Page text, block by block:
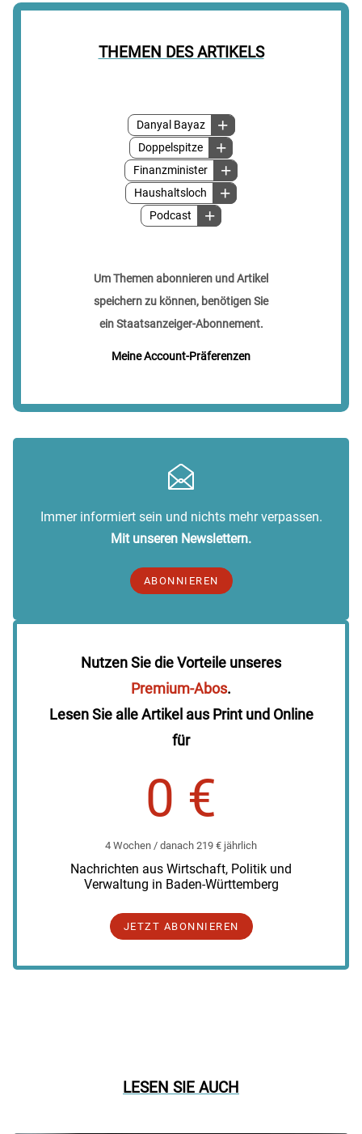
THEMEN DES ARTIKELS
Danyal Bayaz
Doppelspitze
Finanzminister
Haushaltsloch
Podcast
Um Themen abonnieren und Artikel
speichern zu können, benötigen Sie
ein Staatsanzeiger-Abonnement.
Meine Account-Präferenzen
Immer informiert sein und nichts mehr verpassen.
Mit unseren Newslettern.
ABONNIEREN
Nutzen Sie die Vorteile unseres
Premium-Abos.
Lesen Sie alle Artikel aus Print und Online
für
0 €
4 Wochen / danach 219 € jährlich
Nachrichten aus Wirtschaft, Politik und
Verwaltung in Baden-Württemberg
JETZT ABONNIEREN
LESEN SIE AUCH